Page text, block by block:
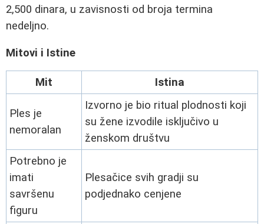
2,500 dinara, u zavisnosti od broja termina
nedeljno.
Mitovi i Istine
Mit Istina
Ples je
nemoralan
Izvorno je bio ritual plodnosti koji
su žene izvodile isključivo u
ženskom društvu
Potrebno je
imati
savršenu
figuru
Plesačice svih gradji su
podjednako cenjene